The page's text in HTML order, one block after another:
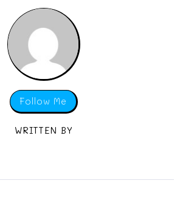
Follow Me
WRITTEN BY